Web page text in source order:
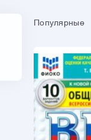
Популярные